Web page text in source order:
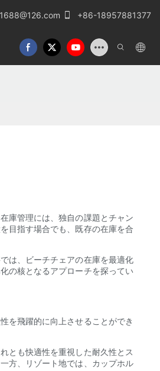
+86-18957881377
庫管理には、独自の課題とチャン
目指す場合でも、既存の在庫を合
は、ビーチチェアの在庫を最適化
の核となるアプローチを探ってい
を飛躍的に向上させることができ
とも快適性を重視した耐久性とス
方、リゾート地では、カップホル